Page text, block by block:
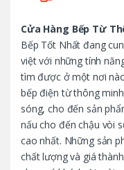
Cửa Hàng Bếp Từ
Bếp Tốt Nhất đang
việt với những tính
tìm được ở một nơi
bếp điện từ thông
sóng, cho đến sản
nấu cho đến chậu vòi
cao nhất. Những sản
chất lượng và giá